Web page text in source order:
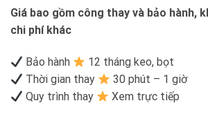
Giá bao gồm công thay và bảo hành,
chi phí khác
Bảo hành
12 tháng keo, bọt
Thời gian thay
30 phút – 1 giờ
Quy trình thay
Xem trực tiếp